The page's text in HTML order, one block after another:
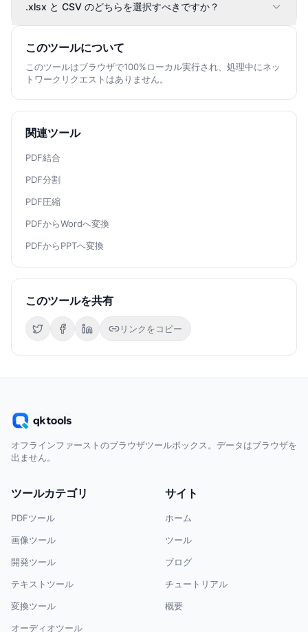
.xlsx と CSV のどちらを選択すべきですか？
このツールについて
このツールはブラウザで100%ローカル実行され、処理中にネッ
トワークリクエストはありません。
関連ツール
PDF結合
PDF分割
PDF圧縮
PDFからWordへ変換
PDFからPPTへ変換
このツールを共有
リンクをコピー
オフラインファーストのブラウザツールボックス。データはブラウザを
出ません。
ツールカテゴリ
PDFツール
画像ツール
開発ツール
テキストツール
変換ツール
オーディオツール
サイト
ホーム
ツール
ブログ
チュートリアル
概要